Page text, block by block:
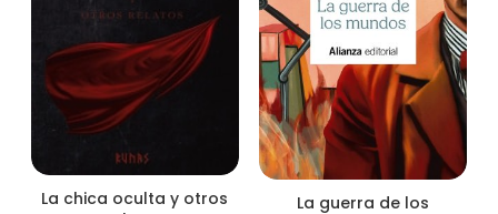
La chica oculta y otros
La guerra de los